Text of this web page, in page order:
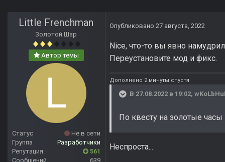
Little Frenchman
Золотой Шар
Автор темы
Статус
Не в сети
Группа
Разработчики
Репутация
561
Сообщений
639
Опубликовано 27 августа, 2022
Nice, что-то вы явно
Переустановите мод и фикс.
Дополнено 2 минуты спустя
В 27.08.2022 в 19:02,
По квесту на золотые часы
Неспроста...